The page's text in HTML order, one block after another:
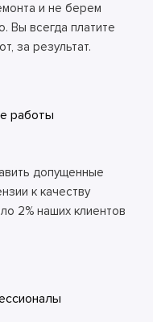
и не берем
Вы всегда платите
за результат.
работы
допущенные
к качеству
2% наших клиентов